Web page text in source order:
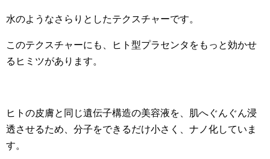
水のようなさらりとしたテクスチャーです。
このテクスチャーにも、ヒト型プラセンタをもっと効かせ
るヒミツがあります。
ヒトの皮膚と同じ遺伝子構造の美容液を、肌へぐんぐん浸
透させるため、分子をできるだけ小さく、ナノ化していま
す。